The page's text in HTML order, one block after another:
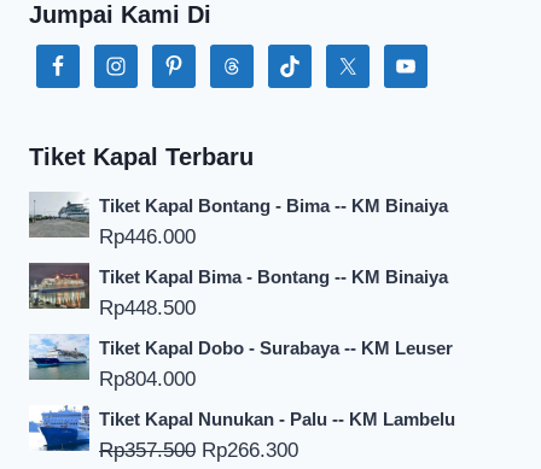
Jumpai Kami Di
Tiket Kapal Terbaru
Tiket Kapal Bontang - Bima -- KM Binaiya
Rp446.000
Tiket Kapal Bima - Bontang -- KM Binaiya
Rp448.500
Tiket Kapal Dobo - Surabaya -- KM Leuser
Rp804.000
Tiket Kapal Nunukan - Palu -- KM Lambelu
Rp357.500 Harga
Rp266.300Harga